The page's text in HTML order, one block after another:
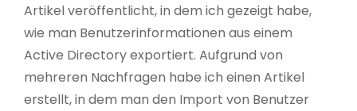
Artikel veröffentlicht, in dem ich gezeigt habe,
wie man Benutzerinformationen aus einem
Active Directory exportiert. Aufgrund von
mehreren Nachfragen habe ich einen Artikel
erstellt, in dem man den Import von Benutzer